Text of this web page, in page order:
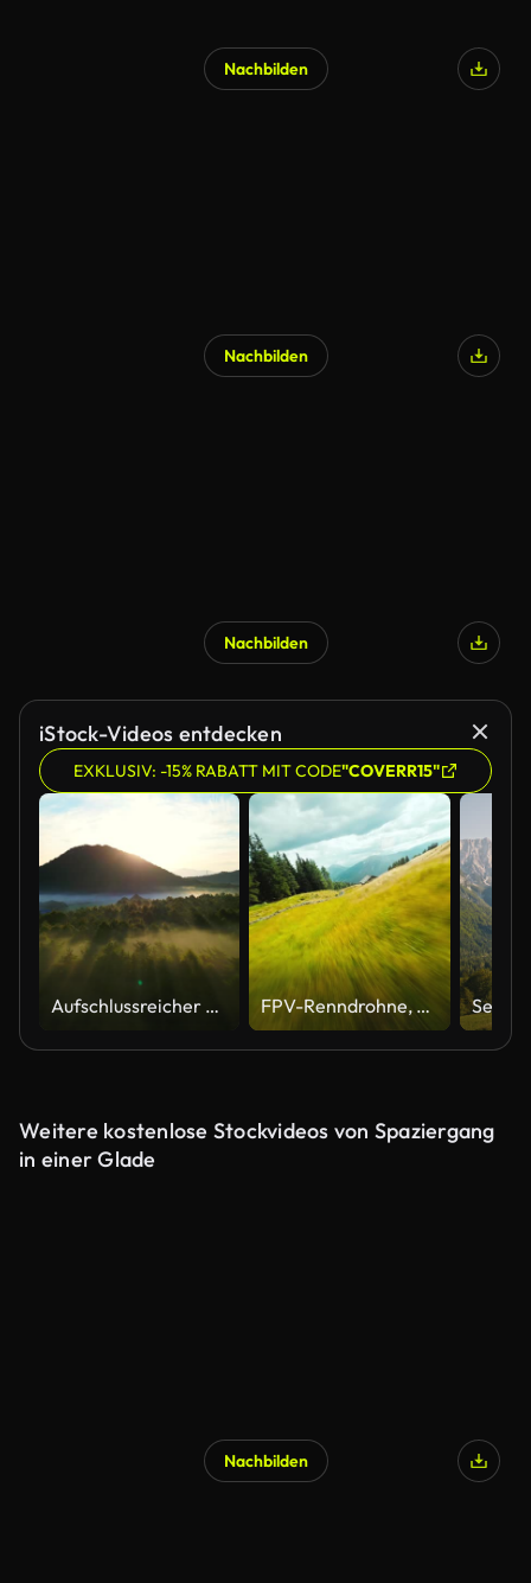
Nachbilden
Nachbilden
Nachbilden
iStock-Videos entdecken
EXKLUSIV: -15% RABATT MIT CODE"COVERR15"
Aufschlussreicher Rückflug über neblige Sonnenstrahlen im Herbstmorgen im Wald FPV-Renndrohne, die über das grüne Tal mit den Dolomiten im Hintergrund fliegt. Antenne Vorwärts 4K Stock Video
Weitere kostenlose Stockvideos von Spaziergang
in einer Glade
Nachbilden